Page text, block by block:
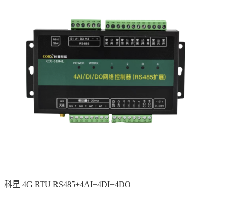
科星 4G RTU RS485+4AI+4DI+4DO